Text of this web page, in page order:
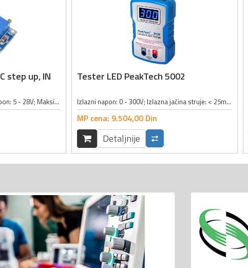
step up, IN
Ulazni napon: 2 - 24V; Izlazni napon: 5 - 28V; Maksimalna izlazna jačina struje: 2A; Radna temperatura: -40° do 85°C; Efikasnost prenosa: < 96%; Radna frekvencija: 1.2MHz; Stopa regulacije opterećenja: ±0.5%; Stopa regulacije napona:...
Tester LED PeakTech 5002
Izlazni napon: 0 - 300V; Izlazna jačina struje: < 25mA; Radni napon: 100 - 240VAC, 50/60Hz; Karakteristike:; - Pogodan za testiranje pojedinačnih LED i LED panela; - Pogodan za testiranje zenerovih dioda; Prateća oprema: torbica,...
MP cena: 9.504,00 Din
Detaljnije